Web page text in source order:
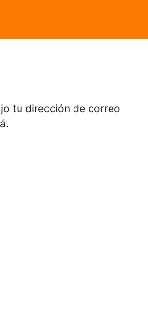
tu dirección de correo